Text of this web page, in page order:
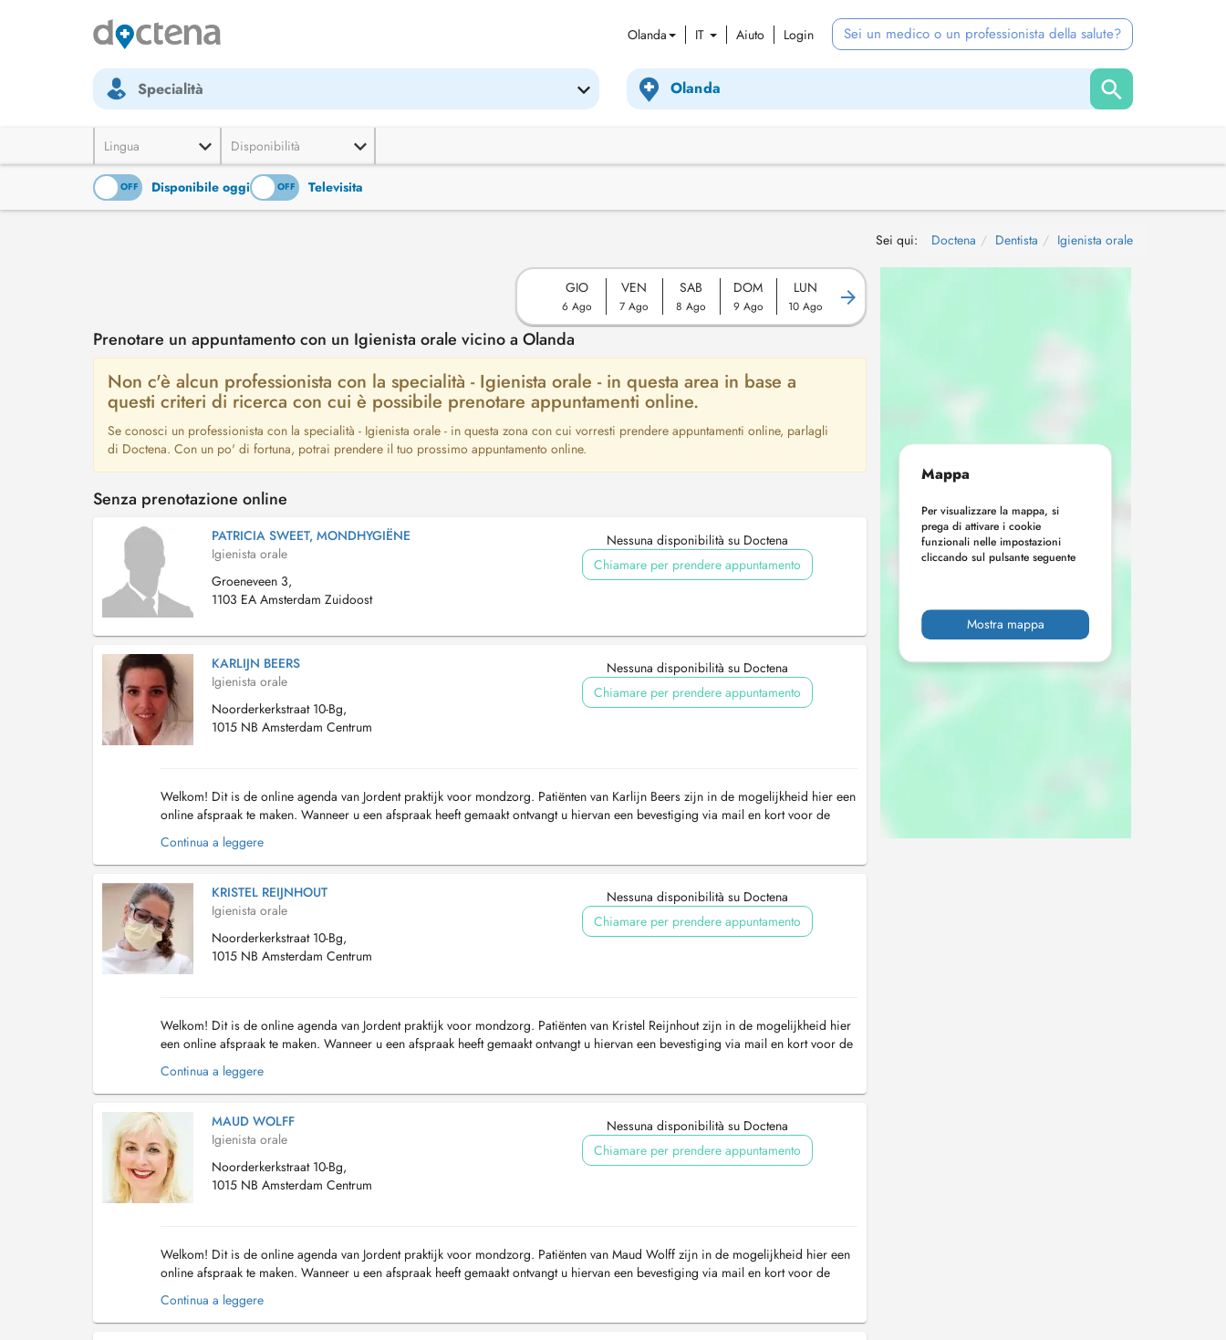
Olanda IT Aiuto Login Sei un medico o un professionista della salute?
Specialità
Lingua Disponibilità
OFF Disponibile oggi
ON OFF Televisita
Sei qui: Doctena Dentista Igienista orale
GIO
6 Ago
VEN
7 Ago
SAB
8 Ago
DOM
9 Ago
LUN
10 Ago
Prenotare un appuntamento con un Igienista orale vicino a Olanda
Non c'è alcun professionista con la specialità - Igienista orale - in questa area in base a
questi criteri di ricerca con cui è possibile prenotare appuntamenti online.
Se conosci un professionista con la specialità - Igienista orale - in questa zona con cui vorresti prendere appuntamenti online, parlagli
di Doctena. Con un po' di fortuna, potrai prendere il tuo prossimo appuntamento online.
Senza prenotazione online
PATRICIA SWEET, MONDHYGIËNE
Igienista orale
Groeneveen 3,
1103 EA Amsterdam Zuidoost
Nessuna disponibilità su Doctena
Chiamare per prendere appuntamento
KARLIJN BEERS
Igienista orale
Noorderkerkstraat 10-Bg,
1015 NB Amsterdam Centrum
Nessuna disponibilità su Doctena
Chiamare per prendere appuntamento
Welkom! Dit is de online agenda van Jordent praktijk voor mondzorg. Patiënten van Karlijn Beers zijn in de mogelijkheid hier een
online afspraak te maken. Wanneer u een afspraak heeft gemaakt ontvangt u hiervan een bevestiging via mail en kort voor de
afspraak een mail en sms om u te herinneren a...
Continua a leggere
KRISTEL REIJNHOUT
Igienista orale
Noorderkerkstraat 10-Bg,
1015 NB Amsterdam Centrum
Nessuna disponibilità su Doctena
Chiamare per prendere appuntamento
Welkom! Dit is de online agenda van Jordent praktijk voor mondzorg. Patiënten van Kristel Reijnhout zijn in de mogelijkheid hier
een online afspraak te maken. Wanneer u een afspraak heeft gemaakt ontvangt u hiervan een bevestiging via mail en kort voor de
afspraak een mail en sms om u te herinner...
Continua a leggere
MAUD WOLFF
Igienista orale
Noorderkerkstraat 10-Bg,
1015 NB Amsterdam Centrum
Nessuna disponibilità su Doctena
Chiamare per prendere appuntamento
Welkom! Dit is de online agenda van Jordent praktijk voor mondzorg. Patiënten van Maud Wolff zijn in de mogelijkheid hier een
online afspraak te maken. Wanneer u een afspraak heeft gemaakt ontvangt u hiervan een bevestiging via mail en kort voor de
afspraak een mail en sms om u te herinneren aan ...
Continua a leggere
Mappa
Per visualizzare la mappa, si
prega di attivare i cookie
funzionali nelle impostazioni
cliccando sul pulsante seguente
Mostra mappa